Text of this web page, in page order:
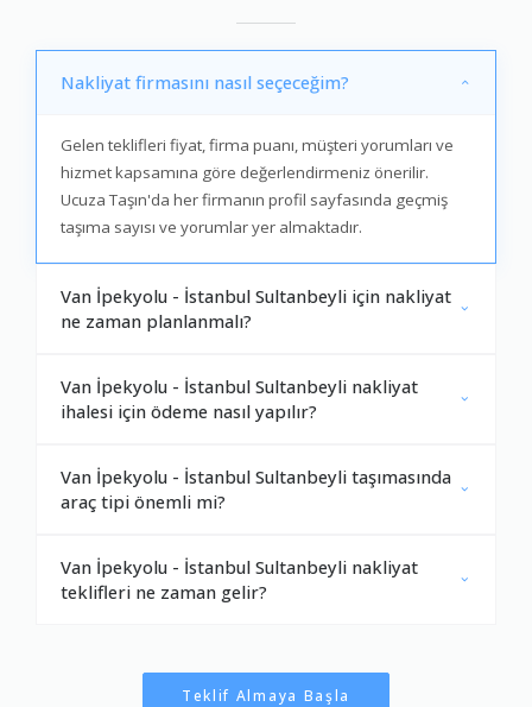
Nakliyat firmasını nasıl seçeceğim?
Gelen teklifleri fiyat, firma puanı, müşteri yorumları ve
hizmet kapsamına göre değerlendirmeniz önerilir.
Ucuza Taşın'da her firmanın profil sayfasında geçmiş
taşıma sayısı ve yorumlar yer almaktadır.
Van İpekyolu - İstanbul Sultanbeyli için nakliyat
ne zaman planlanmalı?
Van İpekyolu - İstanbul Sultanbeyli nakliyat
ihalesi için ödeme nasıl yapılır?
Van İpekyolu - İstanbul Sultanbeyli taşımasında
araç tipi önemli mi?
Van İpekyolu - İstanbul Sultanbeyli nakliyat
teklifleri ne zaman gelir?
Teklif Almaya Başla